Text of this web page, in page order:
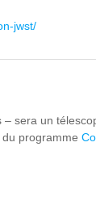
jwst/
sera un
du programme